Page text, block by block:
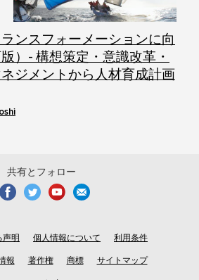
ンスフォーメーションに向
）- 構想策定・意識改革・
ジメントから人材育成計画
共有とフォロー
声明 個人情報について 利用条件
報 著作権 商標 サイトマップ